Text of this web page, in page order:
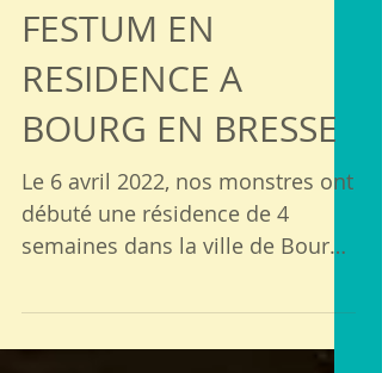
FESTUM EN
RESIDENCE A
BOURG EN BRESSE
Le 6 avril 2022, nos monstres ont
débuté une résidence de 4
Psychiatrique de...